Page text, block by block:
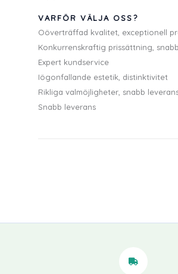
VARFÖR VÄLJA OSS?
Oöverträffad kvalitet, exceptionell
Konkurrenskraftig prissättning,
Expert kundservice
Iögonfallande estetik, distinktivitet
Rikliga valmöjligheter, snabb
Snabb leverans